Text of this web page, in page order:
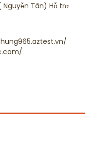
Nguyễn Tân) Hỗ trợ